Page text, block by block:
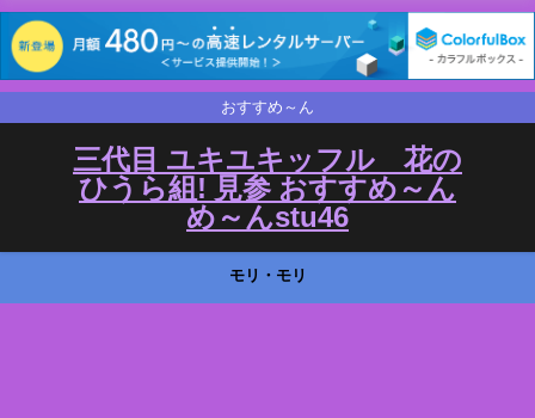
おすすめ～ん
三代目 ユキユキッフル 花の
ひうら組! 見参 おすすめ～ん
め～んstu46
モリ・モリ